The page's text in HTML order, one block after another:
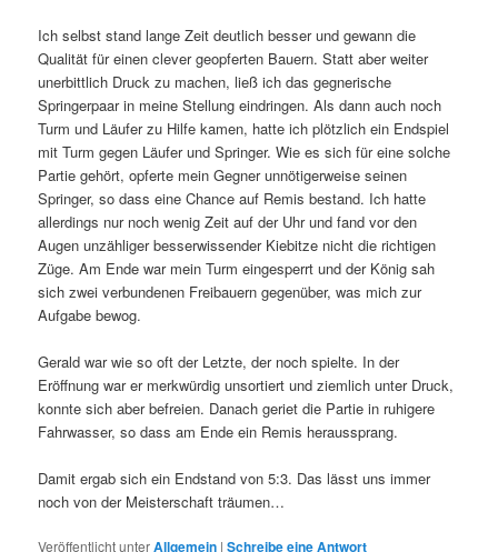
Ich selbst stand lange Zeit deutlich besser und gewann die
Qualität für einen clever geopferten Bauern. Statt aber weiter
unerbittlich Druck zu machen, ließ ich das gegnerische
Springerpaar in meine Stellung eindringen. Als dann auch noch
Turm und Läufer zu Hilfe kamen, hatte ich plötzlich ein Endspiel
mit Turm gegen Läufer und Springer. Wie es sich für eine solche
Partie gehört, opferte mein Gegner unnötigerweise seinen
Springer, so dass eine Chance auf Remis bestand. Ich hatte
allerdings nur noch wenig Zeit auf der Uhr und fand vor den
Augen unzähliger besserwissender Kiebitze nicht die richtigen
Züge. Am Ende war mein Turm eingesperrt und der König sah
sich zwei verbundenen Freibauern gegenüber, was mich zur
Aufgabe bewog.
Gerald war wie so oft der Letzte, der noch spielte. In der
Eröffnung war er merkwürdig unsortiert und ziemlich unter Druck,
konnte sich aber befreien. Danach geriet die Partie in ruhigere
Fahrwasser, so dass am Ende ein Remis heraussprang.
Damit ergab sich ein Endstand von 5:3. Das lässt uns immer
noch von der Meisterschaft träumen…
Veröffentlicht unterAllgemein |Schreibe eine Antwort